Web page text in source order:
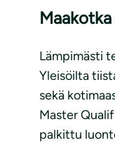
Lämpimästi
Yleisöilta
sekä
Master
palkittu